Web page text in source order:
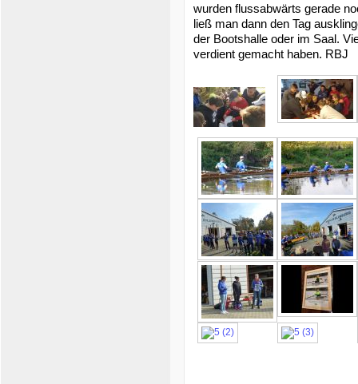
wurden flussabwärts gerade
ließ man dann den Tag
der Bootshalle oder im Saal.
verdient gemacht haben. RBJ